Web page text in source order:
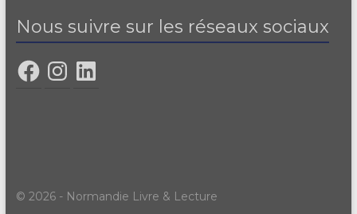
Nous suivre sur les réseaux sociaux
© 2026 - Normandie Livre & Lecture